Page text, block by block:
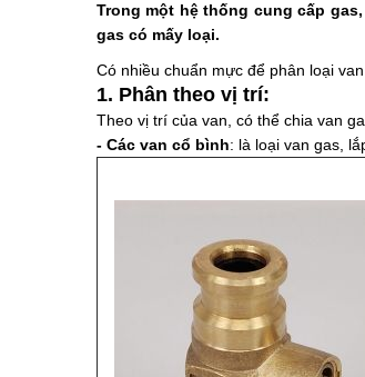
Trong một hệ thống cung cấp
gas có mấy loại.
Có nhiều chuẩn mực để phân loại
1. Phân theo vị trí:
Theo vị trí của van, có thể chia van
- Các van cổ bình: là loại van gas,